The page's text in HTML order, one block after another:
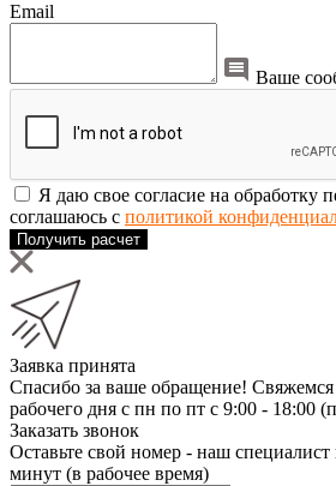
Email
Ваше
Я даю свое согласие на обработку
соглашаюсь с политикой
Получить расчет
Заявка принята
Спасибо за ваше обращение!
рабочего дня с пн по пт с 9:00 - 18:00
Заказать звонок
Оставьте свой номер - наш специалист
минут (в рабочее время)